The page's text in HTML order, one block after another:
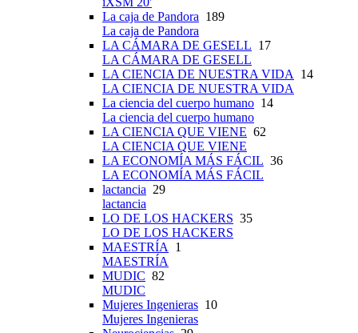
La caja de Pandora 189
La caja de Pandora
LA CÁMARA DE GESELL 17
LA CÁMARA DE GESELL
LA CIENCIA DE NUESTRA VIDA 14
LA CIENCIA DE NUESTRA VIDA
La ciencia del cuerpo humano 14
La ciencia del cuerpo humano
LA CIENCIA QUE VIENE 62
LA CIENCIA QUE VIENE
LA ECONOMÍA MÁS FÁCIL 36
LA ECONOMÍA MÁS FÁCIL
lactancia 29
lactancia
LO DE LOS HACKERS 35
LO DE LOS HACKERS
MAESTRÍA 1
MAESTRÍA
MUDIC 82
MUDIC
Mujeres Ingenieras 10
Mujeres Ingenieras